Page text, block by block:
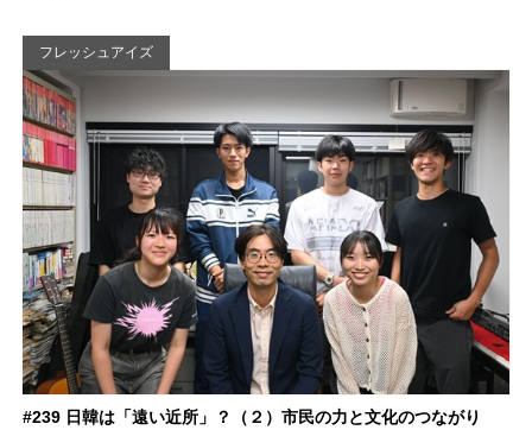
フレッシュアイズ
#239 日韓は「遠い近所」？（２）市民の力と文化のつながり